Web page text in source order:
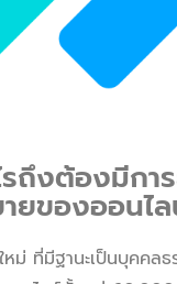
รถึงต้องมีกา
ยของออนไล
ม่ ที่มีฐานะเป็นบุคคลธ